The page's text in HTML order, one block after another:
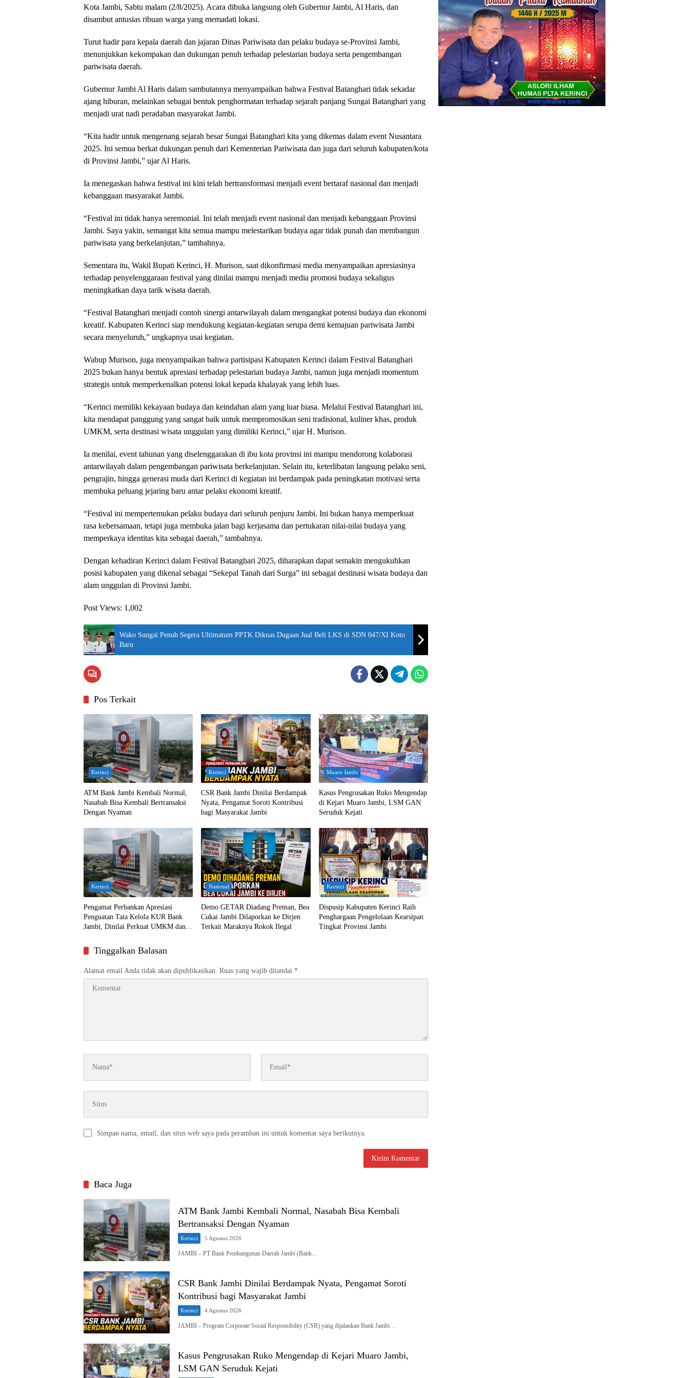
Kota Jambi, Sabtu malam (2/8/2025). Acara dibuka langsung oleh Gubernur Jambi, Al Haris, dan
disambut antusias ribuan warga yang memadati lokasi.
Turut hadir para kepala daerah dan jajaran Dinas Pariwisata dan pelaku budaya se-Provinsi Jambi,
menunjukkan kekompakan dan dukungan penuh terhadap pelestarian budaya serta pengembangan
pariwisata daerah.
Gubernur Jambi Al Haris dalam sambutannya menyampaikan bahwa Festival Batanghari tidak sekadar
ajang hiburan, melainkan sebagai bentuk penghormatan terhadap sejarah panjang Sungai Batanghari yang
menjadi urat nadi peradaban masyarakat Jambi.
“Kita hadir untuk mengenang sejarah besar Sungai Batanghari kita yang dikemas dalam event Nusantara
2025. Ini semua berkat dukungan penuh dari Kementerian Pariwisata dan juga dari seluruh kabupaten/kota
di Provinsi Jambi,” ujar Al Haris.
Ia menegaskan bahwa festival ini kini telah bertransformasi menjadi event bertaraf nasional dan menjadi
kebanggaan masyarakat Jambi.
“Festival ini tidak hanya seremonial. Ini telah menjadi event nasional dan menjadi kebanggaan Provinsi
Jambi. Saya yakin, semangat kita semua mampu melestarikan budaya agar tidak punah dan membangun
pariwisata yang berkelanjutan,” tambahnya.
Sementara itu, Wakil Bupati Kerinci, H. Murison, saat dikonfirmasi media menyampaikan apresiasinya
terhadap penyelenggaraan festival yang dinilai mampu menjadi media promosi budaya sekaligus
meningkatkan daya tarik wisata daerah.
“Festival Batanghari menjadi contoh sinergi antarwilayah dalam mengangkat potensi budaya dan ekonomi
kreatif. Kabupaten Kerinci siap mendukung kegiatan-kegiatan serupa demi kemajuan pariwisata Jambi
secara menyeluruh,” ungkapnya usai kegiatan.
Wabup Murison, juga menyampaikan bahwa partisipasi Kabupaten Kerinci dalam Festival Batanghari
2025 bukan hanya bentuk apresiasi terhadap pelestarian budaya Jambi, namun juga menjadi momentum
strategis untuk memperkenalkan potensi lokal kepada khalayak yang lebih luas.
“Kerinci memiliki kekayaan budaya dan keindahan alam yang luar biasa. Melalui Festival Batanghari ini,
kita mendapat panggung yang sangat baik untuk mempromosikan seni tradisional, kuliner khas, produk
UMKM, serta destinasi wisata unggulan yang dimiliki Kerinci,” ujar H. Murison.
Ia menilai, event tahunan yang diselenggarakan di ibu kota provinsi ini mampu mendorong kolaborasi
antarwilayah dalam pengembangan pariwisata berkelanjutan. Selain itu, keterlibatan langsung pelaku seni,
pengrajin, hingga generasi muda dari Kerinci di kegiatan ini berdampak pada peningkatan motivasi serta
membuka peluang jejaring baru antar pelaku ekonomi kreatif.
“Festival ini mempertemukan pelaku budaya dari seluruh penjuru Jambi. Ini bukan hanya memperkuat
rasa kebersamaan, tetapi juga membuka jalan bagi kerjasama dan pertukaran nilai-nilai budaya yang
memperkaya identitas kita sebagai daerah,” tambahnya.
Dengan kehadiran Kerinci dalam Festival Batanghari 2025, diharapkan dapat semakin mengukuhkan
posisi kabupaten yang dikenal sebagai “Sekepal Tanah dari Surga” ini sebagai destinasi wisata budaya dan
alam unggulan di Provinsi Jambi.
Post Views: 1,002
Wako Sungai Penuh Segera Ultimatum PPTK Diknas Dugaan Jual Beli LKS di SDN 047/XI Koto
Baru
Pos Terkait
Kerinci
ATM Bank Jambi Kembali Normal,
Nasabah Bisa Kembali Bertransaksi
Dengan Nyaman
Kerinci
CSR Bank Jambi Dinilai Berdampak
Nyata, Pengamat Soroti Kontribusi
bagi Masyarakat Jambi
Muaro Jambi
Kasus Pengrusakan Ruko Mengendap
di Kejari Muaro Jambi, LSM GAN
Seruduk Kejati
Kerinci
Pengamat Perbankan Apresiasi
Penguatan Tata Kelola KUR Bank
Jambi, Dinilai Perkuat UMKM dan
Nasional
Demo GETAR Diadang Preman, Bea
Cukai Jambi Dilaporkan ke Dirjen
Terkait Maraknya Rokok Ilegal
Kerinci
Dispusip Kabupaten Kerinci Raih
Penghargaan Pengelolaan Kearsipan
Tingkat Provinsi Jambi
Tinggalkan Balasan
Alamat email Anda tidak akan dipublikasikan. Ruas yang wajib ditandai *
Simpan nama, email, dan situs web saya pada peramban ini untuk komentar saya berikutnya.
Baca Juga
ATM Bank Jambi Kembali Normal, Nasabah Bisa Kembali
Bertransaksi Dengan Nyaman
Kerinci 5 Agustus 2026
JAMBI – PT Bank Pembangunan Daerah Jambi (Bank…
CSR Bank Jambi Dinilai Berdampak Nyata, Pengamat Soroti
Kontribusi bagi Masyarakat Jambi
Kerinci 4 Agustus 2026
JAMBI – Program Corporate Social Responsibility (CSR) yang dijalankan Bank Jambi…
Kasus Pengrusakan Ruko Mengendap di Kejari Muaro Jambi,
LSM GAN Seruduk Kejati